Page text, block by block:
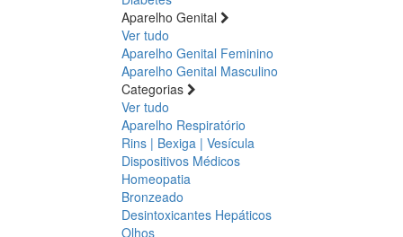
Aparelho Genital
Ver tudo
Aparelho Genital Feminino
Aparelho Genital Masculino
Categorias
Ver tudo
Aparelho Respiratório
Rins | Bexiga | Vesícula
Dispositivos Médicos
Homeopatia
Bronzeado
Desintoxicantes Hepáticos
Olhos